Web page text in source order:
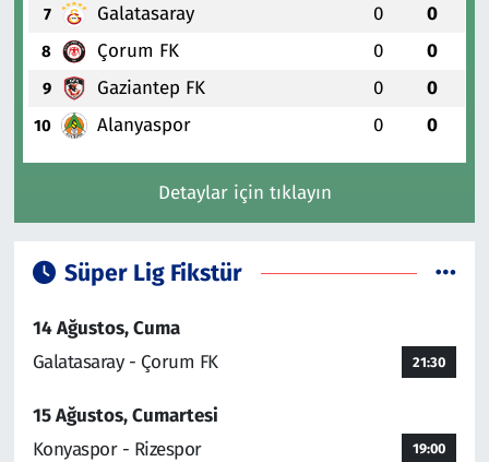
7 Galatasaray 0 0
8 Çorum FK 0 0
9 Gaziantep FK 0 0
10 Alanyaspor 0 0
Detaylar için tıklayın
Süper Lig Fikstür
14 Ağustos, Cuma
Galatasaray - Çorum FK
21:30
15 Ağustos, Cumartesi
Konyaspor - Rizespor
19:00